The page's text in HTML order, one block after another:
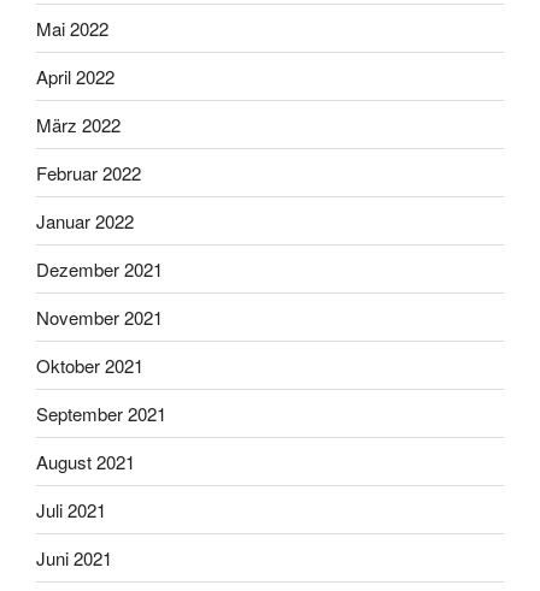
Mai 2022
April 2022
März 2022
Februar 2022
Januar 2022
Dezember 2021
November 2021
Oktober 2021
September 2021
August 2021
Juli 2021
Juni 2021